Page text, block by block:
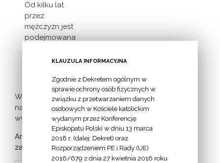
Od kilku lat
przez
mężczyzn jest
podejmowana
milczącej [...]
Więcej
nadchodzących
wydarzeń >
Archiwum
zapowiedzi:
KLAUZULA INFORMACYJNA
Zgodnie z Dekretem ogólnym w
sprawie ochrony osób fizycznych w
związku z przetwarzaniem danych
osobowych w Kościele katolickim
wydanym przez Konferencję
Episkopatu Polski w dniu 13 marca
2018 r. (dalej: Dekret) oraz
Rozporządzeniem PE i Rady (UE)
2016/679 z dnia 27 kwietnia 2016 roku